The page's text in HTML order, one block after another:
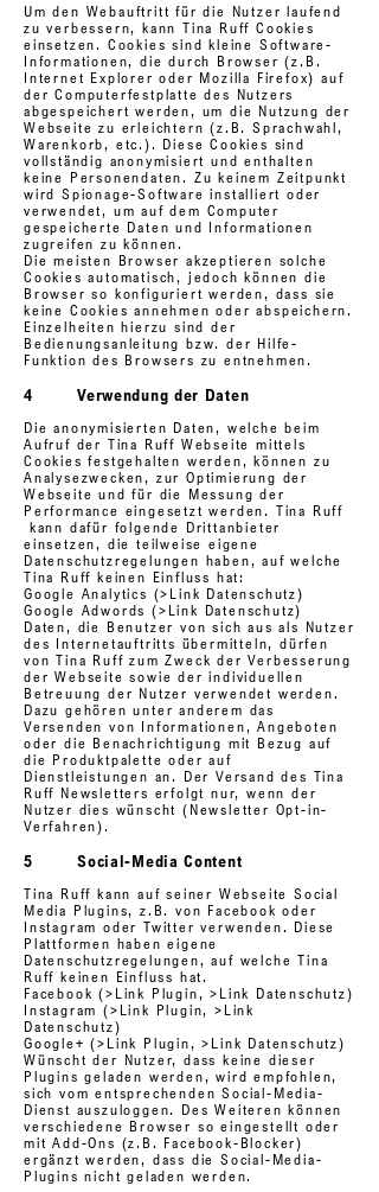
Um den Webauftritt für die Nutzer laufend
zu verbessern, kann Tina Ruff Cookies
einsetzen. Cookies sind kleine Software-
Informationen, die durch Browser (z.B.
Internet Explorer oder Mozilla Firefox) auf
der Computerfestplatte des Nutzers
abgespeichert werden, um die Nutzung der
Webseite zu erleichtern (z.B. Sprachwahl,
Warenkorb, etc.). Diese Cookies sind
vollständig anonymisiert und enthalten
keine Personendaten. Zu keinem Zeitpunkt
wird Spionage-Software installiert oder
verwendet, um auf dem Computer
gespeicherte Daten und Informationen
zugreifen zu können.
Die meisten Browser akzeptieren solche
Cookies automatisch, jedoch können die
Browser so konfiguriert werden, dass sie
keine Cookies annehmen oder abspeichern.
Einzelheiten hierzu sind der
Bedienungsanleitung bzw. der Hilfe-
Funktion des Browsers zu entnehmen.
4 Verwendung der Daten
Die anonymisierten Daten, welche beim
Aufruf der Tina Ruff Webseite mittels
Cookies festgehalten werden, können zu
Analysezwecken, zur Optimierung der
Webseite und für die Messung der
Performance eingesetzt werden. Tina Ruff
kann dafür folgende Drittanbieter
einsetzen, die teilweise eigene
Datenschutzregelungen haben, auf welche
Tina Ruff keinen Einfluss hat:
Google Analytics (>Link Datenschutz)
Google Adwords(>Link Datenschutz)
Daten, die Benutzer von sich aus als Nutzer
des Internetauftritts übermitteln, dürfen
von Tina Ruff zum Zweck der Verbesserung
der Webseite sowie der individuellen
Betreuung der Nutzer verwendet werden.
Dazu gehören unter anderem das
Versenden von Informationen, Angeboten
oder die Benachrichtigung mit Bezug auf
die Produktpalette oder auf
Dienstleistungen an. Der Versand des Tina
Ruff Newsletters erfolgt nur, wenn der
Nutzer dies wünscht (Newsletter Opt-in-
Verfahren).
5 Social-Media Content
Tina Ruff kann auf seiner Webseite Social
Media Plugins, z.B. von Facebook oder
Instagram oder Twitter verwenden. Diese
Plattformen haben eigene
Datenschutzregelungen, auf welche Tina
Ruff keinen Einfluss hat.
Facebook(>Link Plugin, >Link Datenschutz)
Instagram (>Link Plugin, >Link
Datenschutz)
Google+ (>Link Plugin, >Link Datenschutz)
Wünscht der Nutzer, dass keine dieser
Plugins geladen werden, wird empfohlen,
sich vom entsprechenden Social-Media-
Dienst auszuloggen. Des Weiteren können
verschiedene Browser so eingestellt oder
mit Add-Ons (z.B. Facebook-Blocker)
ergänzt werden, dass die Social-Media-
Plugins nicht geladen werden.